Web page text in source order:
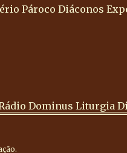
Pároco Diáconos
Dominus Liturgia